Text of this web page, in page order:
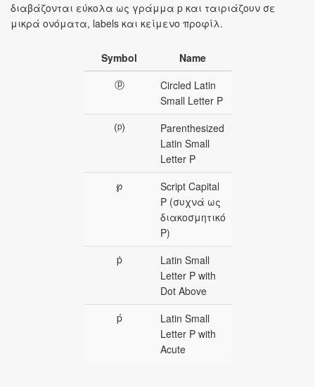
διαβάζονται εύκολα ως γράμμα p και ταιριάζουν σε
μικρά ονόματα, labels και κείμενο προφίλ.
Symbol
Name
ⓟ
Circled Latin
Small Letter P
⒫
Parenthesized
Latin Small
Letter P
℘
Script Capital
P (συχνά ως
διακοσμητικό
P)
ṗ
Latin Small
Letter P with
Dot Above
ṕ
Latin Small
Letter P with
Acute